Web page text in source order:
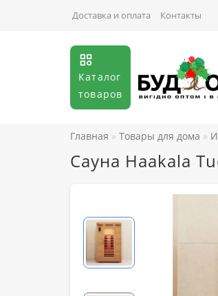
Доставка и оплата Контакты
Каталог
товаров
Главная Товары для дома
Сауна Haakala